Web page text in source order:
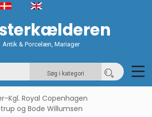
Antik & Porcelæn, Mariager
Søg i kategori
Kgl. Royal Copenhagen
og Bode Willumsen